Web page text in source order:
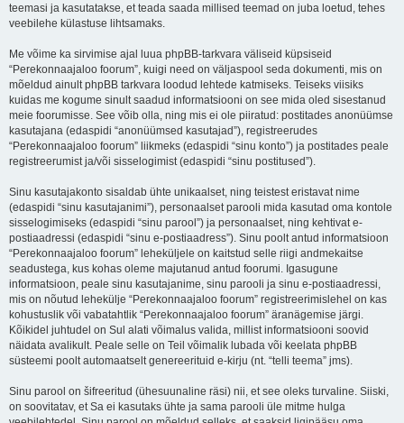
teemasi ja kasutatakse, et teada saada millised teemad on juba loetud, tehes
veebilehe külastuse lihtsamaks.
Me võime ka sirvimise ajal luua phpBB-tarkvara väliseid küpsiseid
“Perekonnaajaloo foorum”, kuigi need on väljaspool seda dokumenti, mis on
mõeldud ainult phpBB tarkvara loodud lehtede katmiseks. Teiseks viisiks
kuidas me kogume sinult saadud informatsiooni on see mida oled sisestanud
meie foorumisse. See võib olla, ning mis ei ole piiratud: postitades anonüümse
kasutajana (edaspidi “anonüümsed kasutajad”), registreerudes
“Perekonnaajaloo foorum” liikmeks (edaspidi “sinu konto”) ja postitades peale
registreerumist ja/või sisselogimist (edaspidi “sinu postitused”).
Sinu kasutajakonto sisaldab ühte unikaalset, ning teistest eristavat nime
(edaspidi “sinu kasutajanimi”), personaalset parooli mida kasutad oma kontole
sisselogimiseks (edaspidi “sinu parool”) ja personaalset, ning kehtivat e-
postiaadressi (edaspidi “sinu e-postiaadress”). Sinu poolt antud informatsioon
“Perekonnaajaloo foorum” leheküljele on kaitstud selle riigi andmekaitse
seadustega, kus kohas oleme majutanud antud foorumi. Igasugune
informatsioon, peale sinu kasutajanime, sinu parooli ja sinu e-postiaadressi,
mis on nõutud lehekülje “Perekonnaajaloo foorum” registreerimislehel on kas
kohustuslik või vabatahtlik “Perekonnaajaloo foorum” äranägemise järgi.
Kõikidel juhtudel on Sul alati võimalus valida, millist informatsiooni soovid
näidata avalikult. Peale selle on Teil võimalik lubada või keelata phpBB
süsteemi poolt automaatselt genereerituid e-kirju (nt. “telli teema” jms).
Sinu parool on šifreeritud (ühesuunaline räsi) nii, et see oleks turvaline. Siiski,
on soovitatav, et Sa ei kasutaks ühte ja sama parooli üle mitme hulga